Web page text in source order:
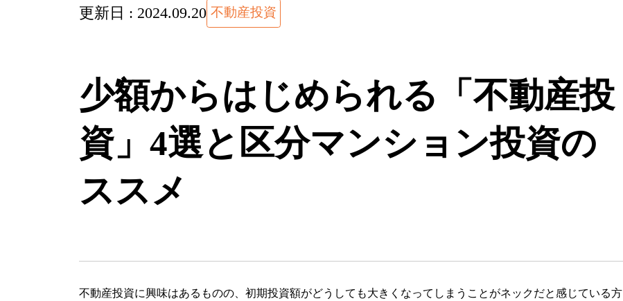
更新日 : 2024.09.20 不動産投資
少額からはじめられる「不動産投
資」4選と区分マンション投資の
ススメ
不動産投資に興味はあるものの、初期投資額がどうしても大きくなってしまうことがネックだと感じている方